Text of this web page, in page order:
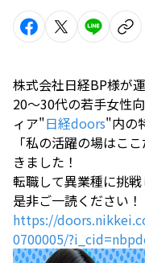
株式会社日経BP様が
20～30代の若手女性
ィア"日経doors"内の
「私の活躍の場はこ
きました！
転職して異業種に挑
是非ご一読ください！
https://
0700005/